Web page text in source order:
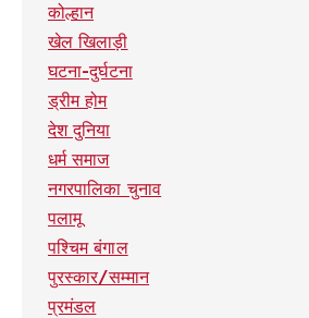
कोल्हान
खेल खिलाड़ी
घटना-दुर्घटना
ड्रीम होम
देश दुनिया
धर्म समाज
नगरपालिका चुनाव
पलामू
पश्चिम बंगाल
पुरस्कार/सम्मान
प्रमंडल